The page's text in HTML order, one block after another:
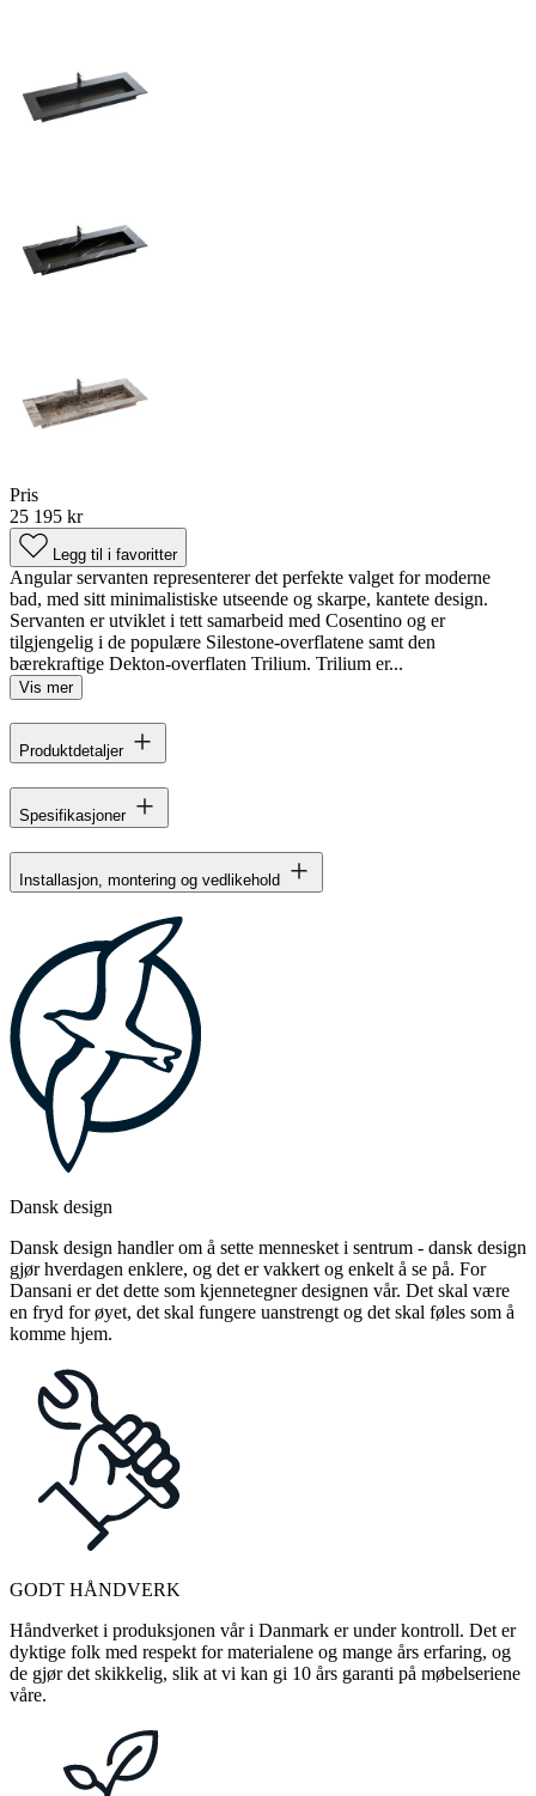
Pris
25 195 kr
Legg til i favoritter
Angular servanten representerer det perfekte valget for moderne
bad, med sitt minimalistiske utseende og skarpe, kantete design.
Servanten er utviklet i tett samarbeid med Cosentino og er
tilgjengelig i de populære Silestone-overflatene samt den
bærekraftige Dekton-overflaten Trilium. Trilium er...
Vis mer
Produktdetaljer
Spesifikasjoner
Installasjon, montering og vedlikehold
Dansk design
Dansk design handler om å sette mennesket i sentrum - dansk design
gjør hverdagen enklere, og det er vakkert og enkelt å se på. For
Dansani er det dette som kjennetegner designen vår. Det skal være
en fryd for øyet, det skal fungere uanstrengt og det skal føles som å
komme hjem.
GODT HÅNDVERK
Håndverket i produksjonen vår i Danmark er under kontroll. Det er
dyktige folk med respekt for materialene og mange års erfaring, og
de gjør det skikkelig, slik at vi kan gi 10 års garanti på møbelseriene
våre.